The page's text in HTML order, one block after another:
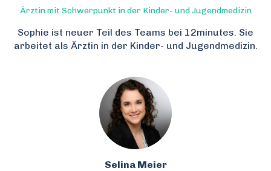
Ärztin mit Schwerpunkt in der Kinder- und Jugendmedizin
Sophie ist neuer Teil des Teams bei 12minutes. Sie
arbeitet als Ärztin in der Kinder- und Jugendmedizin.
Selina Meier